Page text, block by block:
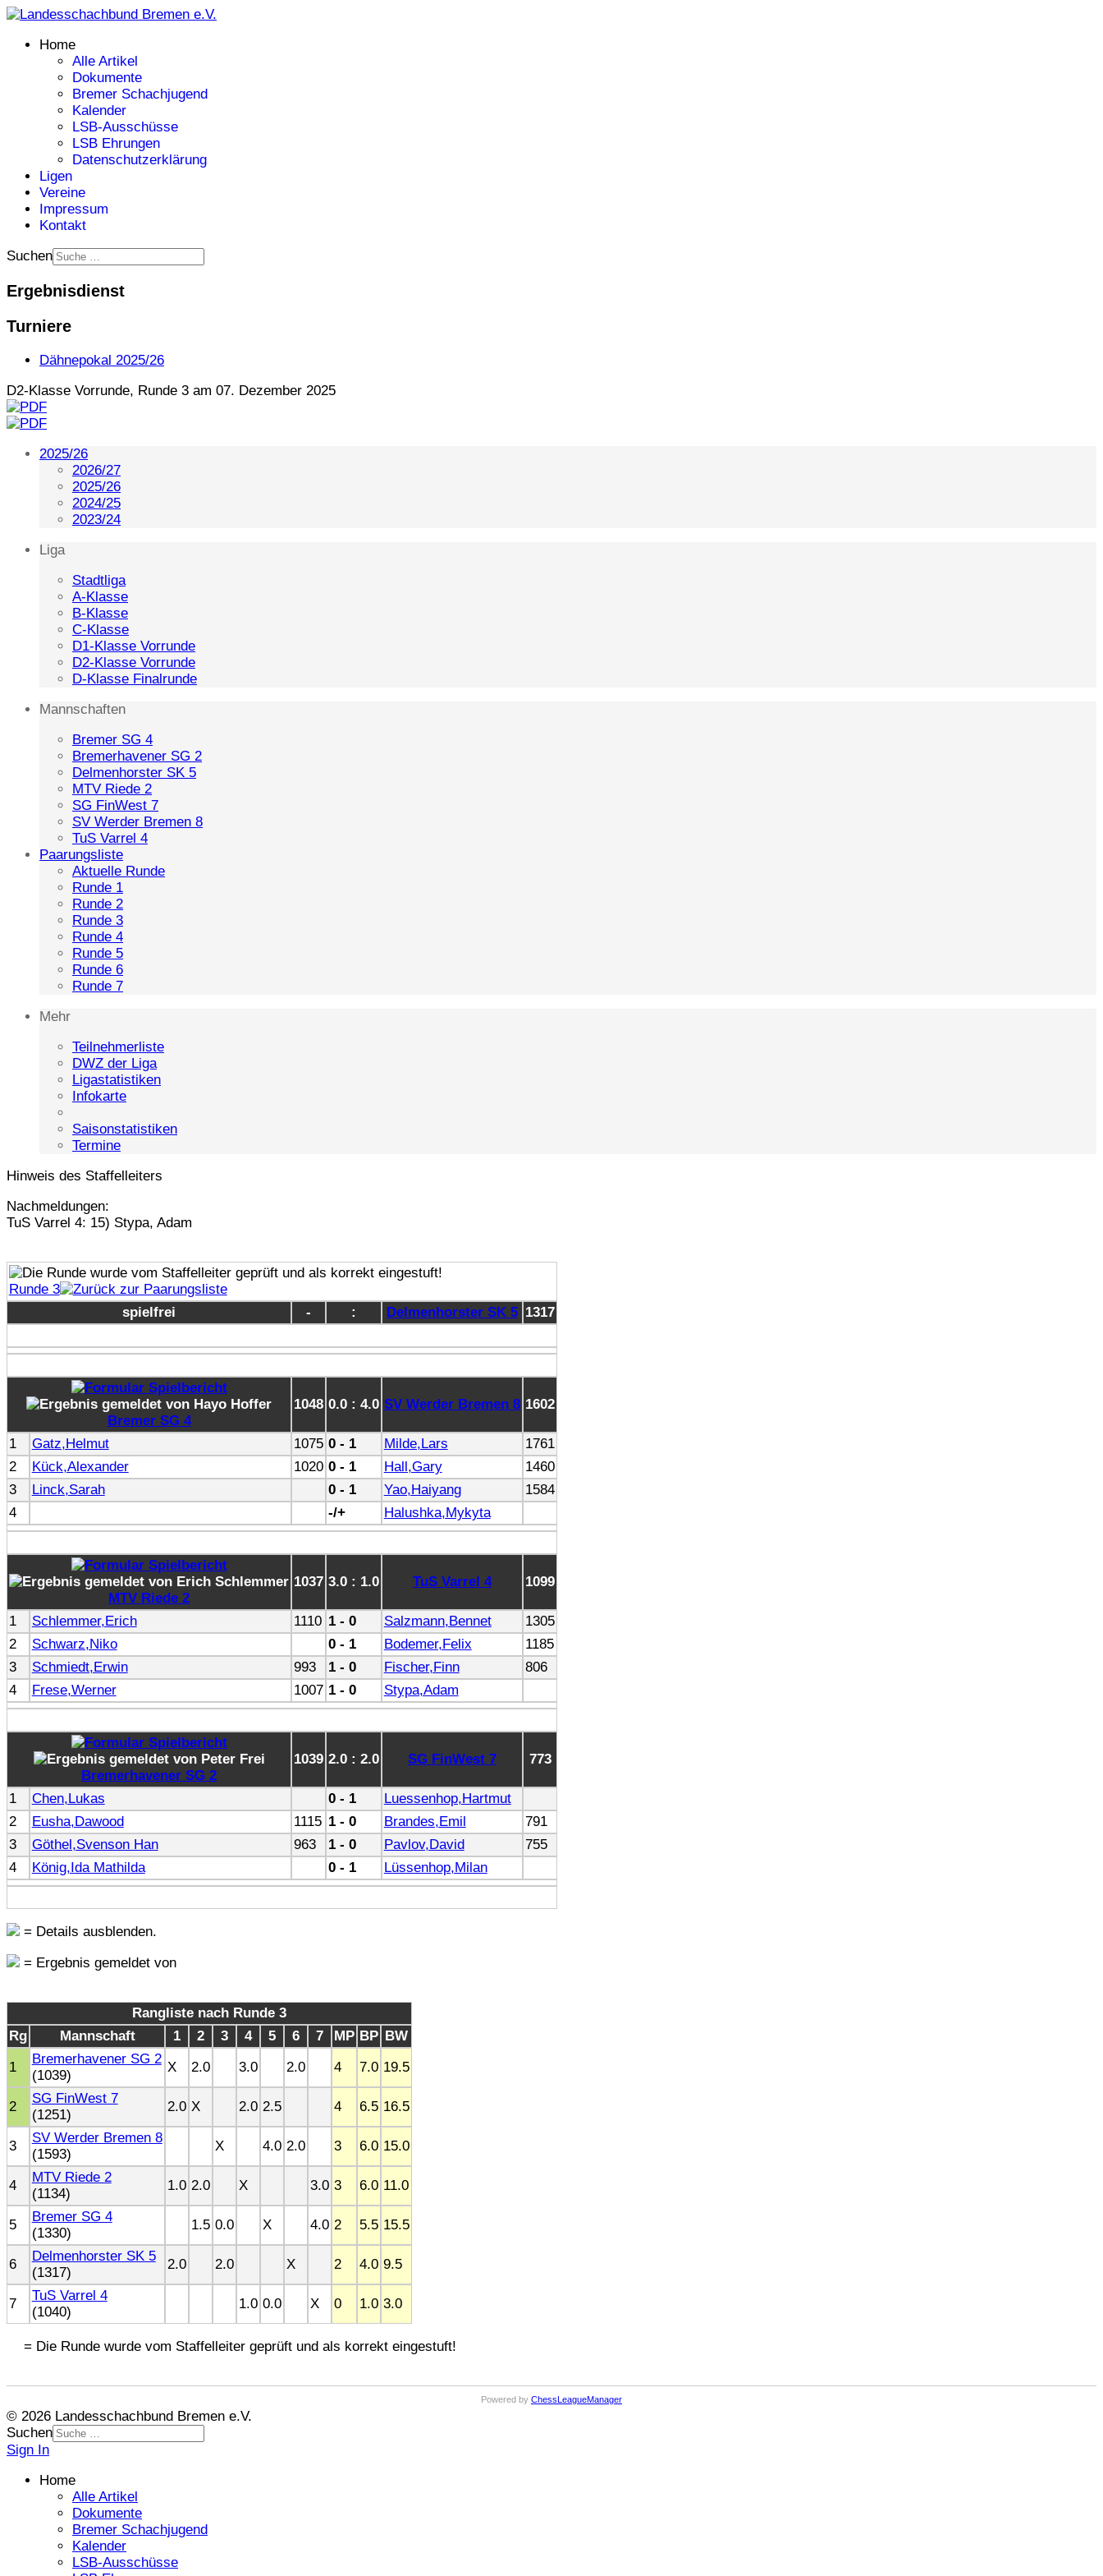
Home
Alle Artikel
Dokumente
Bremer Schachjugend
Kalender
LSB-Ausschüsse
LSB Ehrungen
Datenschutzerklärung
Ligen
Vereine
Impressum
Kontakt
Suchen
Ergebnisdienst
Turniere
Dähnepokal 2025/26
D2-Klasse Vorrunde, Runde 3 am 07. Dezember 2025
2025/26
2026/27
2025/26
2024/25
2023/24
Liga
Stadtliga
A-Klasse
B-Klasse
C-Klasse
D1-Klasse Vorrunde
D2-Klasse Vorrunde
D-Klasse Finalrunde
Mannschaften
Bremer SG 4
Bremerhavener SG 2
Delmenhorster SK 5
MTV Riede 2
SG FinWest 7
SV Werder Bremen 8
TuS Varrel 4
Paarungsliste
Aktuelle Runde
Runde 1
Runde 2
Runde 3
Runde 4
Runde 5
Runde 6
Runde 7
Mehr
Teilnehmerliste
DWZ der Liga
Ligastatistiken
Infokarte
Saisonstatistiken
Termine
Hinweis des Staffelleiters
Nachmeldungen:
TuS Varrel 4: 15) Stypa, Adam
Runde 3
spielfrei
- : Delmenhorster SK 5 1317
Bremer SG 4
1048 0.0 : 4.0 SV Werder Bremen 8 1602
1 Gatz,Helmut 1075 0 - 1 Milde,Lars
1761
2
Kück,Alexander 1020 0 - 1 Hall,Gary
1460
3
Linck,Sarah 0 - 1 Yao,Haiyang
1584
4
-/+ Halushka,Mykyta
MTV Riede 2
1037 3.0 : 1.0 TuS Varrel 4 1099
1 Schlemmer,Erich 1110 1 - 0 Salzmann,Bennet
1305
2
Schwarz,Niko 0 - 1 Bodemer,Felix
1185
3
Schmiedt,Erwin 993 1 - 0 Fischer,Finn
806
4
Frese,Werner 1007 1 - 0 Stypa,Adam
Bremerhavener SG 2
1039 2.0 : 2.0 SG FinWest 7 773
1 Chen,Lukas 0 - 1
Luessenhop,Hartmut
2
Eusha,Dawood 1115 1 - 0 Brandes,Emil
791
3
Göthel,Svenson Han 963 1 - 0 Pavlov,David
755
4
König,Ida Mathilda 0 - 1 Lüssenhop,Milan
= Details ausblenden.
= Ergebnis gemeldet von
Rangliste nach Runde 3
Rg
Mannschaft 1 2 3 4 5 6 7 MP BP BW
1
Bremerhavener SG 2
(1039)
X 2.0 3.0 2.0 4 7.0 19.5
2
SG FinWest 7
(1251)
2.0 X 2.0 2.5 4 6.5 16.5
3
SV Werder Bremen 8
(1593)
X 4.0 2.0 3 6.0 15.0
4
MTV Riede 2
(1134)
1.0 2.0 X 3.0 3 6.0 11.0
5
Bremer SG 4
(1330)
1.5 0.0 X 4.0 2 5.5 15.5
6
Delmenhorster SK 5
(1317)
2.0 2.0 X 2 4.0 9.5
7
TuS Varrel 4
(1040)
1.0 0.0 X 0 1.0 3.0
= Die Runde wurde vom Staffelleiter geprüft und als korrekt eingestuft!
Powered by ChessLeagueManager
© 2026 Landesschachbund Bremen e.V.
Suchen
Sign In
Home
Alle Artikel
Dokumente
Bremer Schachjugend
Kalender
LSB-Ausschüsse